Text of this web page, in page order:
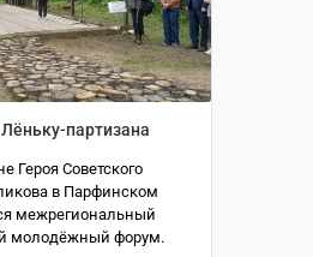
партизана
Героя Советского
в Парфинском
межрегиональный
молодёжный форум.